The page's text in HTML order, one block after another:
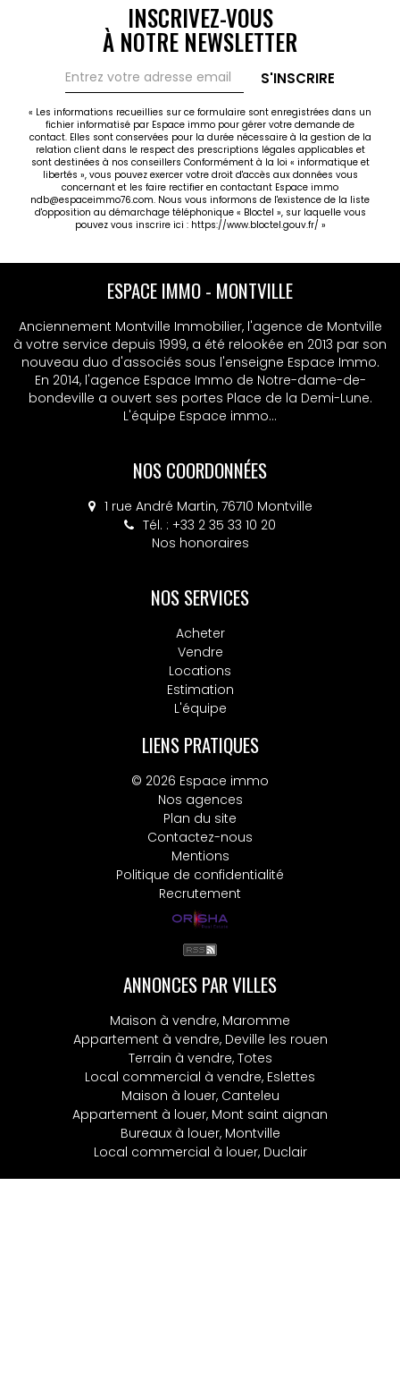
INSCRIVEZ-VOUS
À NOTRE NEWSLETTER
S'INSCRIRE
« Les informations recueillies sur ce formulaire sont enregistrées dans un
fichier informatisé par Espace immo pour gérer votre demande de
contact. Elles sont conservées pour la durée nécessaire à la gestion de la
relation client dans le respect des prescriptions légales applicables et
sont destinées à nos conseillers Conformément à la loi « informatique et
libertés », vous pouvez exercer votre droit d'accès aux données vous
concernant et les faire rectifier en contactant Espace immo
ndb@espaceimmo76.com. Nous vous informons de l'existence de la liste
d'opposition au démarchage téléphonique « Bloctel », sur laquelle vous
pouvez vous inscrire ici : https://www.bloctel.gouv.fr/ »
ESPACE IMMO - MSA
Anciennement Montville Immobilier, l'agence de Montville
à votre service depuis 1999, a été relookée en 2013 par son
nouveau duo d'associés sous l'enseigne Espace Immo.
En 2014, l'agence Espace Immo de Notre-dame-de-
bondeville a ouvert ses portes Place de la Demi-Lune.
L'équipe Espace immo...
NOS COORDONNÉES
4 place Colbert, 76130 Mont-Saint-Aignan
Tél. : +33 2 32 10 52 14
Nos honoraires
NOS SERVICES
Acheter
Vendre
Locations
Estimation
L'équipe
LIENS PRATIQUES
© 2026 Espace immo
Nos agences
Plan du site
Contactez-nous
Mentions
Politique de confidentialité
Recrutement
ANNONCES PAR VILLES
Maison à vendre, Maromme
Appartement à vendre, Deville les rouen
Terrain à vendre, Totes
Local commercial à vendre, Eslettes
Maison à louer, Canteleu
Appartement à louer, Mont saint aignan
Bureaux à louer, Montville
Local commercial à louer, Duclair